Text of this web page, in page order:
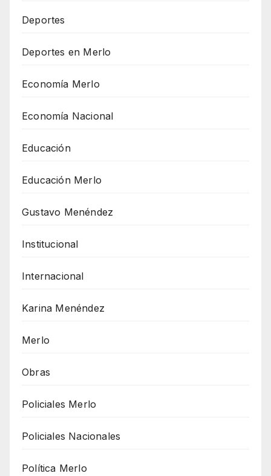
Deportes
Deportes en Merlo
Economía Merlo
Economía Nacional
Educación
Educación Merlo
Gustavo Menéndez
Institucional
Internacional
Karina Menéndez
Merlo
Obras
Policiales Merlo
Policiales Nacionales
Política Merlo